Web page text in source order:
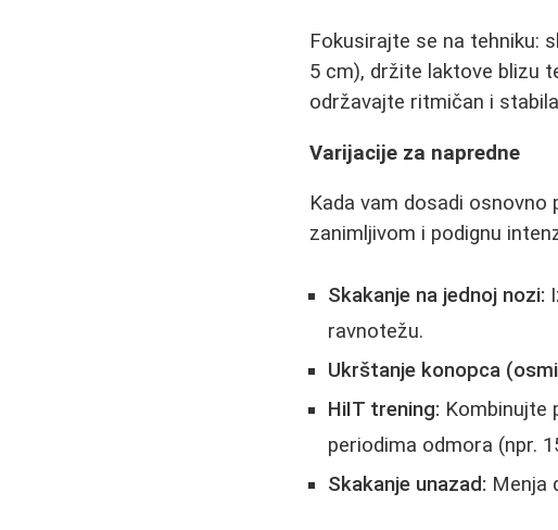
Fokusirajte se na tehniku:
5 cm), držite laktove blizu
održavajte ritmičan i
Varijacije za napredne
Kada vam dosadi osnovno
zanimljivom i podignu
Skakanje na jednoj nozi:
ravnotežu.
Ukrštanje konopca
HiIT trening: Kombinujte
periodima odmora (npr.
Skakanje unazad: Menja